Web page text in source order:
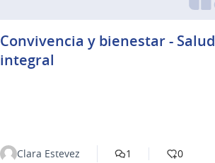
Convivencia y bienestar - Salud
integral
Clara Estevez 1 0